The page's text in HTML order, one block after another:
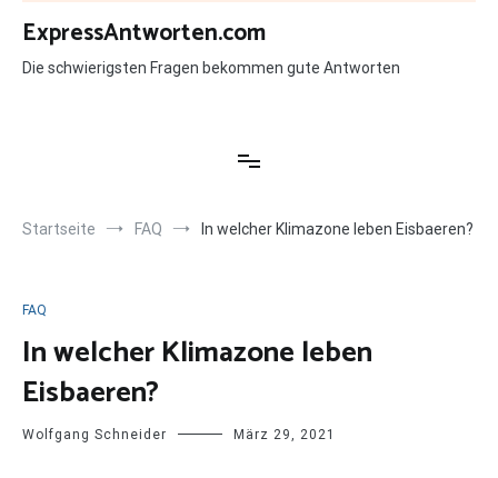
Zum
Inhalt
springen
ExpressAntworten.com
Die schwierigsten Fragen bekommen gute Antworten
Startseite FAQ In welcher Klimazone leben Eisbaeren?
FAQ
In welcher Klimazone leben
Eisbaeren?
Wolfgang Schneider März 29, 2021